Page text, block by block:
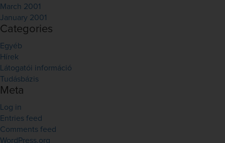
March 2001
January 2001
Categories
Egyéb
Hírek
Látogatói információ
Tudásbázis
Meta
Log in
Entries feed
Comments feed
WordPress.org